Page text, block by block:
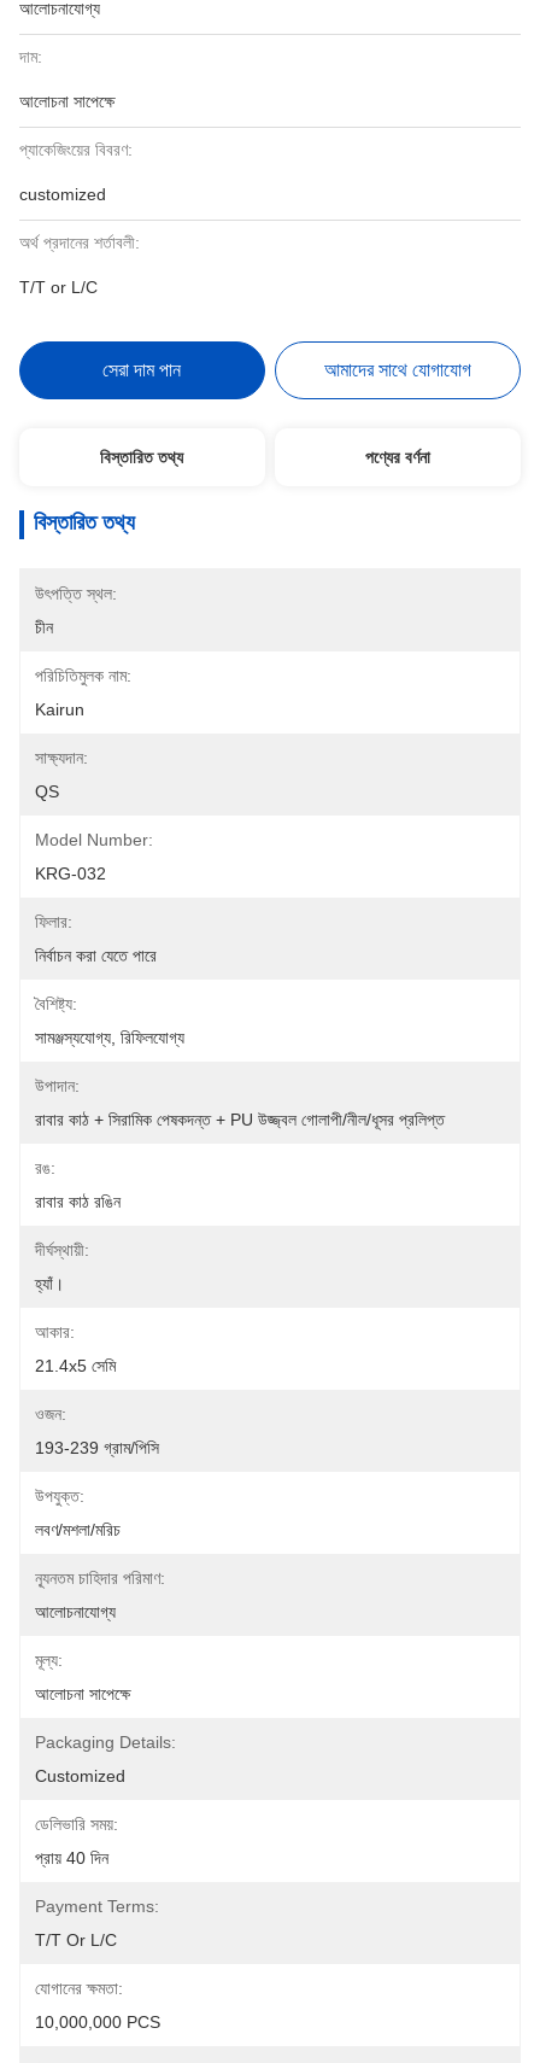
আলোচনাযোগ্য
দাম:
আলোচনা সাপেক্ষে
প্যাকেজিংয়ের বিবরণ:
customized
অর্থ প্রদানের শর্তাবলী:
T/T or L/C
সেরা দাম পান আমাদের সাথে যোগাযোগ
বিস্তারিত তথ্য পণ্যের বর্ণনা
বিস্তারিত তথ্য
উৎপত্তি স্থল:
চীন
পরিচিতিমুলক নাম:
Kairun
সাক্ষ্যদান:
QS
Model Number:
KRG-032
ফিলার:
নির্বাচন করা যেতে পারে
বৈশিষ্ট্য:
সামঞ্জস্যযোগ্য, রিফিলযোগ্য
উপাদান:
রাবার কাঠ + সিরামিক পেষকদন্ত + PU উজ্জ্বল গোলাপী/নীল/ধূসর প্রলিপ্ত
রঙ:
রাবার কাঠ রঙিন
দীর্ঘস্থায়ী:
হ্যাঁ।
আকার:
21.4x5 সেমি
ওজন:
193-239 গ্রাম/পিসি
উপযুক্ত:
লবণ/মশলা/মরিচ
ন্যূনতম চাহিদার পরিমাণ:
আলোচনাযোগ্য
মূল্য:
আলোচনা সাপেক্ষে
Packaging Details:
Customized
ডেলিভারি সময়:
প্রায় 40 দিন
Payment Terms:
T/T Or L/C
যোগানের ক্ষমতা:
10,000,000 PCS